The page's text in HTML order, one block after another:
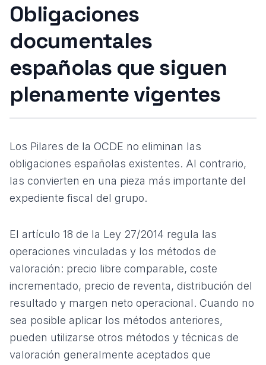
Obligaciones
documentales
españolas que siguen
plenamente vigentes
Los Pilares de la OCDE no eliminan las
obligaciones españolas existentes. Al contrario,
las convierten en una pieza más importante del
expediente fiscal del grupo.
El artículo 18 de la Ley 27/2014 regula las
operaciones vinculadas y los métodos de
valoración: precio libre comparable, coste
incrementado, precio de reventa, distribución del
resultado y margen neto operacional. Cuando no
sea posible aplicar los métodos anteriores,
pueden utilizarse otros métodos y técnicas de
valoración generalmente aceptados que